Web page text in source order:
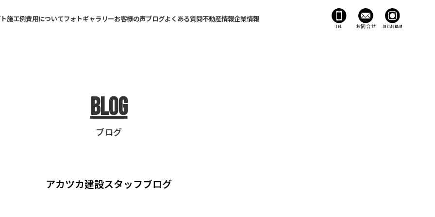
施工例費用についてフォトギャラリーお客様の声ブログよくある質問不動産情報企業情報
TEL お問合せ Instagram
Blog
ブログ
アカツカ建設スタッフブログ